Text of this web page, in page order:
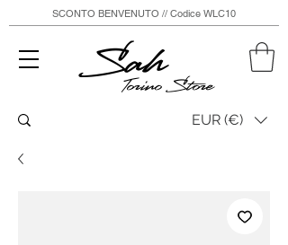
Sah
Torino Store
SCONTO BENVENUTO // Codice WLC10
EUR (€)